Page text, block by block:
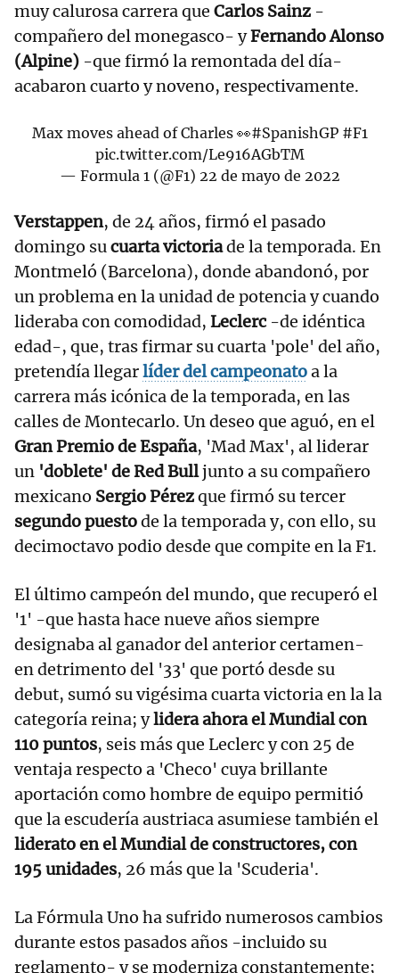
muy calurosa carrera que Carlos Sainz -
compañero del monegasco- yFernando Alonso
(Alpine) -que firmó la remontada del día-
acabaron cuarto y noveno, respectivamente.
Max moves ahead of Charles 👀#SpanishGP #F1
pic.twitter.com/Le916AGbTM
— Formula 1 (@F1) 22 de mayo de 2022
Verstappen, de 24 años, firmó el pasado
domingo sucuarta victoriade la temporada. En
Montmeló (Barcelona), donde abandonó, por
un problema en la unidad de potencia y cuando
lideraba con comodidad, Leclerc-de idéntica
edad-, que, tras firmar su cuarta 'pole' del año,
pretendía llegarlíder del campeonatoa la
carrera más icónica de la temporada, en las
calles de Montecarlo. Un deseo que aguó, en el
Gran Premio de España, 'Mad Max', al liderar
un 'doblete' de Red Bulljunto a su compañero
mexicano Sergio Pérezque firmó su tercer
segundo puestode la temporada y, con ello, su
decimoctavo podio desde que compite en la F1.
El último campeón del mundo, que recuperó el
'1' -que hasta hace nueve años siempre
designaba al ganador del anterior certamen-
en detrimento del '33' que portó desde su
debut, sumó su vigésima cuarta victoria en la la
categoría reina; ylidera ahora el Mundial con
110 puntos, seis más que Leclerc y con 25 de
ventaja respecto a 'Checo' cuya brillante
aportación como hombre de equipo permitió
que la escudería austriaca asumiese también el
liderato en el Mundial de constructores, con
195 unidades, 26 más que la 'Scuderia'.
La Fórmula Uno ha sufrido numerosos cambios
durante estos pasados años -incluido su
reglamento- y se moderniza constantemente;